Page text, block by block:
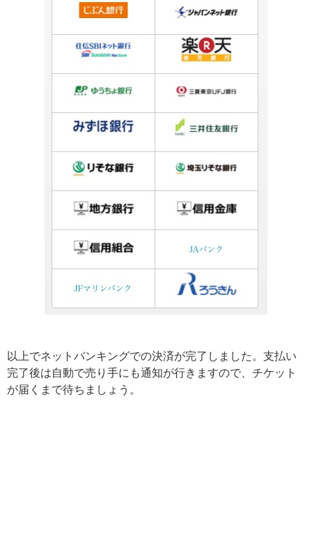
以上でネットバンキングでの決済が完了しました。支払い
完了後は自動で売り手にも通知が行きますので、チケット
が届くまで待ちましょう。